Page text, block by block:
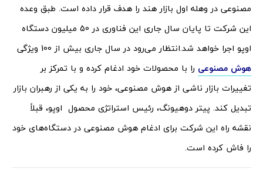
مصنوعی در وهله اول بازار هند را هدف قرار داده است. طبق وعده
این شرکت تا پایان سال جاری این فناوری در 50 میلیون دستگاه
اوپو اجرا خواهد شد.انتظار می‌رود در سال جاری بیش از 100 ویژگی
هوش مصنوعی را با محصولات خود ادغام کرده و با تمرکز بر
تغییرات بازار ناشی از هوش مصنوعی، خود را به یکی از رهبران بازار
تبدیل کند. پیتر دوهیونگ، رئیس استراتژی محصول اوپو، قبلاً
نقشه راه این شرکت برای ادغام هوش مصنوعی در دستگاه‌های خود
را فاش کرده است.